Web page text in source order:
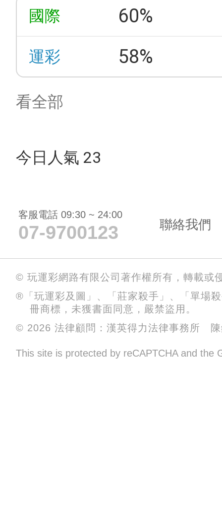
國際 60%
運彩 58%
看全部
今日人氣 23
客服電話 09:30 ~ 24:00
07-9700123 聯絡我們
© 玩運彩網路有限公司著作權所有，轉載或
®「玩運彩及圖」、「莊家殺手」、「單場
冊商標，未獲書面同意，嚴禁盜用。
© 2026 法律顧問：漢英得力法律事務所 陳
This site is protected by reCAPTCHA and the